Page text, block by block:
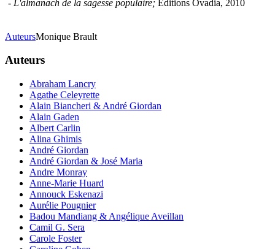
- L'almanach de la sagesse populaire; Editions Ovadia, 2010
AuteursMonique Brault
Auteurs
Abraham Lancry
Agathe Celeyrette
Alain Biancheri & André Giordan
Alain Gaden
Albert Carlin
Alina Ghimis
André Giordan
André Giordan & José Maria
Andre Monray
Anne-Marie Huard
Annouck Eskenazi
Aurélie Pougnier
Badou Mandiang & Angélique Aveillan
Camil G. Sera
Carole Foster